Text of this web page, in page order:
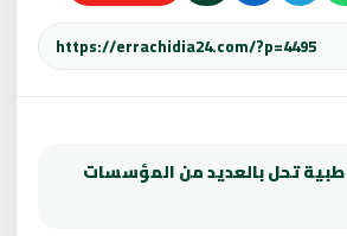
طبية تحل بالعديد من المؤسسات